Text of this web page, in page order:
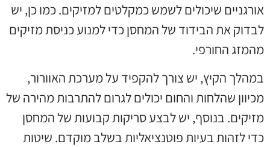
אורגניים שיכולים לשמש כמקלטים למזיקים. כמו כן, יש
לבדוק את הבידוד של המחסן כדי למנוע כניסת מזיקים
מהמזג החורפי.
במהלך הקיץ, יש צורך להקפיד על מערכת האוורור,
מכיוון שהלחות והחום יכולים לגרום להתרבות מהירה של
מזיקים. בנוסף, יש לבצע סריקות קבועות של המחסן
כדי לזהות בעיות פוטנציאליות בשלב מוקדם. שיטות